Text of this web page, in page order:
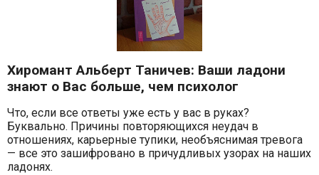
Хиромант Альберт Таничев: Ваши ладони
знают о Вас больше, чем психолог
Что, если все ответы уже есть у вас в руках?
Буквально. Причины повторяющихся неудач в
отношениях, карьерные тупики, необъяснимая тревога
— все это зашифровано в причудливых узорах на наших
ладонях.